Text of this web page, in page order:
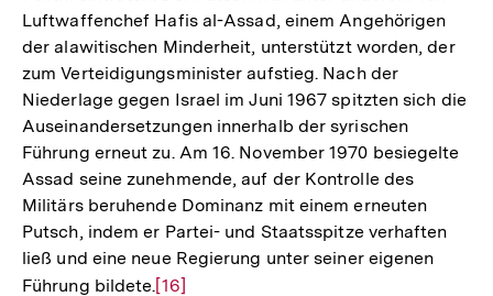
Luftwaffenchef Hafis al-Assad, einem Angehörigen
der alawitischen Minderheit, unterstützt worden, der
zum Verteidigungsminister aufstieg. Nach der
Niederlage gegen Israel im Juni 1967 spitzten sich die
Auseinandersetzungen innerhalb der syrischen
Führung erneut zu. Am 16. November 1970 besiegelte
Assad seine zunehmende, auf der Kontrolle des
Militärs beruhende Dominanz mit einem erneuten
Putsch, indem er Partei- und Staatsspitze verhaften
ließ und eine neue Regierung unter seiner eigenen
Führung bildete.Zur
[16]